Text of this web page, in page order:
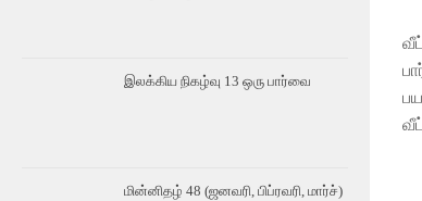
இலக்கிய நிகழ்வு 13 ஒரு பார்வை
மின்னிதழ் 48 (ஜனவரி, பிப்ரவரி, மார்ச்)